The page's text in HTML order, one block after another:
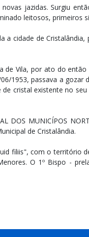
jazidas. Surgiu
leitosos, primeiros
cidade de
Vila, por ato do
1953, passava a
cristal existente no
DOS MUNICÍPOS
de Cristalândia.
filiis", com o território
O 1º Bispo -